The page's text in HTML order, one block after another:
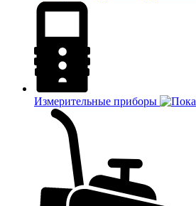
Измерительные приборы